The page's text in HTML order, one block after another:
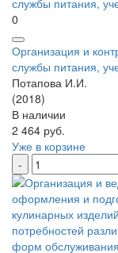
0
Организация и
службы питания,
Потапова И.И.
(2018)
В наличии
2 464 руб.
Уже в корзине